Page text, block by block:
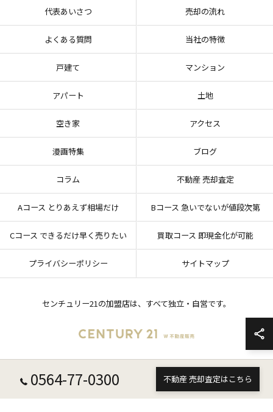
0564-77-0300 不動産 売却査定はこちら
代表あいさつ 売却の流れ
よくある質問 当社の特徴
戸建て マンション
アパート 土地
空き家 アクセス
漫画特集 ブログ
コラム 不動産 売却査定
Aコース とりあえず相場だけ Bコース 急いでないが値段次第
Cコース できるだけ早く売りたい 買取コース 即現金化が可能
プライバシーポリシー サイトマップ
センチュリー21の加盟店は、すべて独立・自営です。
© 2026 愛知県岡崎市の不動産売却ならセンチュリー21 W不動産販売 ALL RIGHTS
RESERVED.